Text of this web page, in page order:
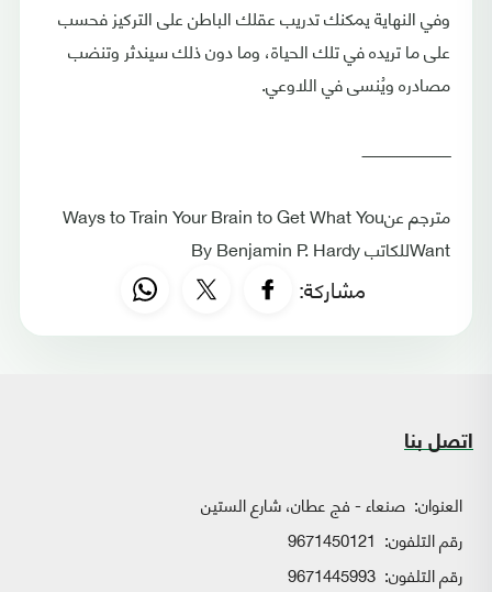
وفي النهاية يمكنك تدريب عقلك الباطن على التركيز فحسب
على ما تريده في تلك الحياة، وما دون ذلك سيندثر وتنضب
مصادره ويُنسى في اللاوعي.
ــــــــــــــــــــــــــــــــــــــــ
مترجم عنWays to Train Your Brain to Get What You
Wantللكاتب By Benjamin P. Hardy
مشاركة:
اتصل بنا
العنوان: صنعاء - فج عطان، شارع الستين
رقم التلفون: 9671450121
رقم التلفون: 9671445993